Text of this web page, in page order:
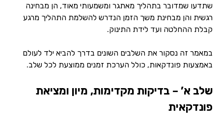
שתדעו שמדובר בתהליך מאתגר ומשמעותי מאוד, הן מבחינה
רגשית והן מבחינת משך הזמן הנדרש להשלמת התהליך מרגע
קבלת ההחלטה ועד לידת התינוק.
במאמר זה נסקור את השלבים השונים בדרך להביא ילד לעולם
באמצעות פונדקאות, כולל הערכת זמנים ממוצעת לכל שלב.
שלב א’ – בדיקות מקדימות, מיון ומציאת
פונדקאית